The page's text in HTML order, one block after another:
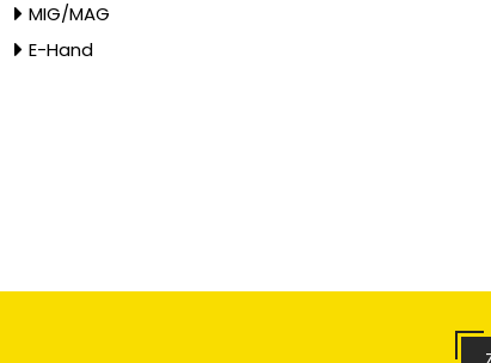
MIG/MAG
E-Hand